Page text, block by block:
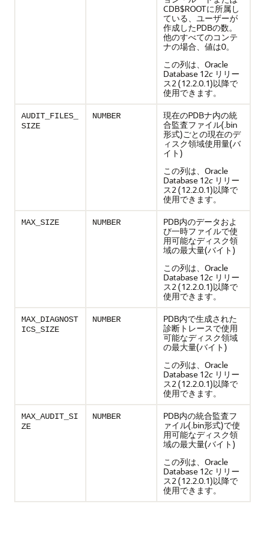
CDB$ROOTに所属し
ている、ユーザーが
作成したPDBの数。
他のすべてのコンテ
ナの場合、値は0。
この列は、Oracle
Database 12c リリー
ス2 (12.2.0.1)以降で
使用できます。
AUDIT_FILES_
SIZE
NUMBER
現在のPDBナ内の統
合監査ファイル(.bin
形式)ごとの現在のデ
ィスク領域使用量(バ
イト)
この列は、Oracle
Database 12c リリー
ス2 (12.2.0.1)以降で
使用できます。
MAX_SIZE NUMBER
PDB内のデータおよ
び一時ファイルで使
用可能なディスク領
域の最大量(バイト)
この列は、Oracle
Database 12c リリー
ス2 (12.2.0.1)以降で
使用できます。
MAX_DIAGNOST
ICS_SIZE
NUMBER
PDB内で生成された
診断トレースで使用
可能なディスク領域
の最大量(バイト)
この列は、Oracle
Database 12c リリー
ス2 (12.2.0.1)以降で
使用できます。
MAX_AUDIT_SI
ZE
NUMBER
PDB内の統合監査フ
ァイル(.bin形式)で使
用可能なディスク領
域の最大量(バイト)
この列は、Oracle
Database 12c リリー
ス2 (12.2.0.1)以降で
使用できます。